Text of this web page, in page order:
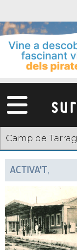
Camp de
ACTIVA'T,